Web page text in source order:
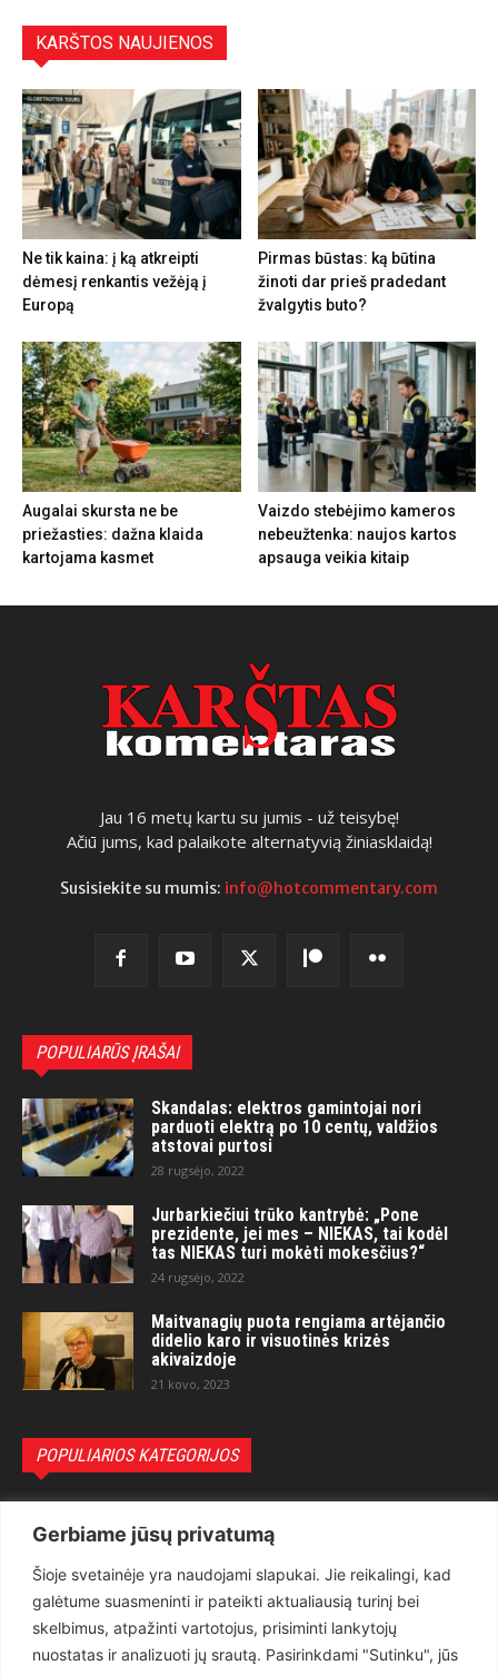
Gerbiame jūsų privatumą
Šioje svetainėje yra naudojami slapukai. Jie reikalingi, kad
galėtume suasmeninti ir pateikti aktualiausią turinį bei
skelbimus, atpažinti vartotojus, prisiminti lankytojų
nuostatas ir analizuoti jų srautą. Pasirinkdami "Sutinku", jūs
KARŠTOS NAUJIENOS
Ne tik kaina: į ką atkreipti
dėmesį renkantis vežėją į
Europą
Pirmas būstas: ką būtina
žinoti dar prieš pradedant
žvalgytis buto?
Augalai skursta ne be
priežasties: dažna klaida
kartojama kasmet
Vaizdo stebėjimo kameros
nebeužtenka: naujos kartos
apsauga veikia kitaip
Jau 16 metų kartu su jumis - už teisybę!
Ačiū jums, kad palaikote alternatyvią žiniasklaidą!
Susisiekite su mumis: info@hotcommentary.com
POPULIARŪS ĮRAŠAI
Skandalas: elektros gamintojai nori
parduoti elektrą po 10 centų, valdžios
atstovai purtosi
28 rugsėjo, 2022
Jurbarkiečiui trūko kantrybė: „Pone
prezidente, jei mes – NIEKAS, tai kodėl
tas NIEKAS turi mokėti mokesčius?“
24 rugsėjo, 2022
Maitvanagių puota rengiama artėjančio
didelio karo ir visuotinės krizės
akivaizdoje
21 kovo, 2023
POPULIARIOS KATEGORIJOS
Teisėsauga
1497
Aktualu
Lietuva
619